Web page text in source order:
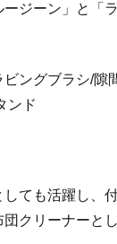
ージーン」と「
ングブラシ/隙
ンド
ても活躍し、
クリーナーと